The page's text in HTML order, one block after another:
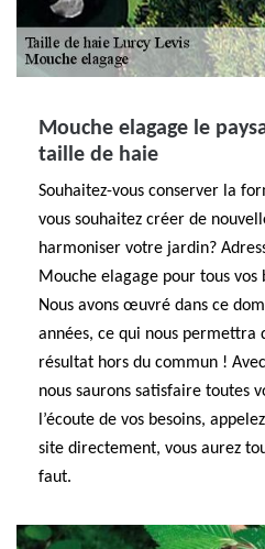
Mouche elagage le
taille de haie
Souhaitez-vous conserver la
vous souhaitez créer de
harmoniser votre jardin?
Mouche elagage pour tous
Nous avons œuvré dans ce
années, ce qui nous permettra
résultat hors du commun !
nous saurons satisfaire toutes
l’écoute de vos besoins,
site directement, vous aurez
faut.